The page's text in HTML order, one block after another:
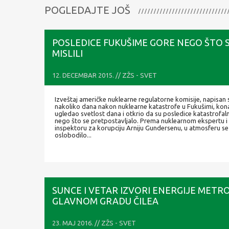
POGLEDAJTE JOŠ
POSLEDICE FUKUŠIME GORE NEGO ŠTO
MISLILI
12. DECEMBAR 2015. // ZŽS - SVET
Izveštaj američke nuklearne regulatorne komisije, napisan
nakoliko dana nakon nuklearne katastrofe u Fukušimi,
ugledao svetlost dana i otkrio da su posledice
nego što se pretpostavljalo. Prema nuklearnom ekspertu i
inspektoru za korupciju Arniju Gundersenu, u atmosferu se
oslobodilo...
SUNCE I VETAR IZVORI ENERGIJE
GLAVNOM GRADU ČILEA
23. MAJ 2016. // ZŽS - SVET